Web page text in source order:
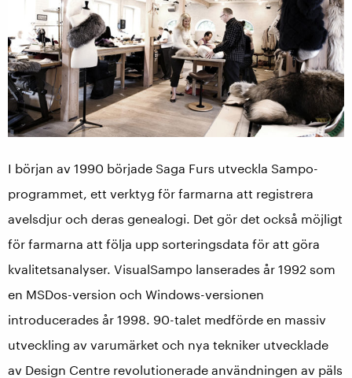
I början av 1990 började Saga Furs utveckla Sampo-
programmet, ett verktyg för farmarna att registrera
avelsdjur och deras genealogi. Det gör det också möjligt
för farmarna att följa upp sorteringsdata för att göra
kvalitetsanalyser. VisualSampo lanserades år 1992 som
en MSDos-version och Windows-versionen
introducerades år 1998. 90-talet medförde en massiv
utveckling av varumärket och nya tekniker utvecklade
av Design Centre revolutionerade användningen av päls